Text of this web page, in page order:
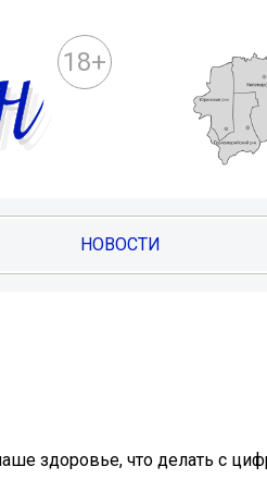
18+
НОВОСТИ
здоровье, что делать с